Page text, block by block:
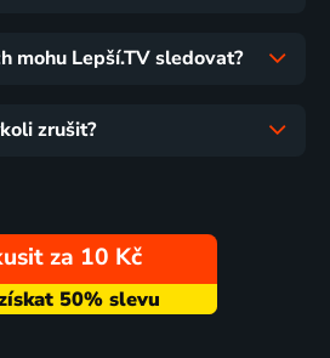
mohu Lepší.TV sledovat?
zrušit?
za 10 Kč